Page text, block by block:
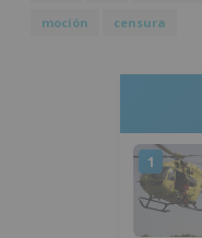
moción
censura
1